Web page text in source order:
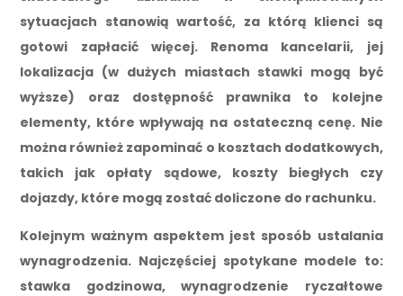
sytuacjach stanowią wartość, za którą klienci są
gotowi zapłacić więcej. Renoma kancelarii, jej
lokalizacja (w dużych miastach stawki mogą być
wyższe) oraz dostępność prawnika to kolejne
elementy, które wpływają na ostateczną cenę. Nie
można również zapominać o kosztach dodatkowych,
takich jak opłaty sądowe, koszty biegłych czy
dojazdy, które mogą zostać doliczone do rachunku.
Kolejnym ważnym aspektem jest sposób ustalania
wynagrodzenia. Najczęściej spotykane modele to:
stawka godzinowa, wynagrodzenie ryczałtowe